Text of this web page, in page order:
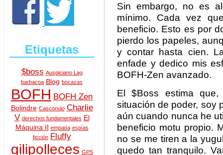
Etiquetas
$boss Auspiciano Lag
barbacoa Blog bocazas
BOFH BOFH Zen
Bolindre Casconulo Charlie
V derechos fundamentales El
Máquina II empatía espías
ficción
Fluffy
gilipolleces GPS
Sin embargo, no es
mínimo. Cada vez
beneficio. Esto es por
pierdo los papeles,
y contar hasta cien.
enfade y dedico mis
BOFH-Zen avanzado.
El $Boss estima
situación de poder, soy
aún cuando nunca he
beneficio motu propio.
no se me tiren a la
quedo tan tranquilo.